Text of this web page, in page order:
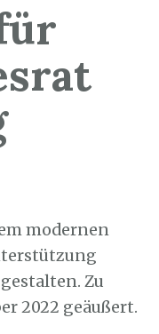
modernen
Zu
2022 geäußert.